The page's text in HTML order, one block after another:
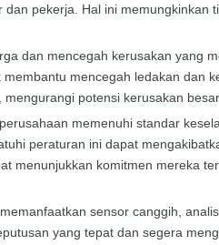
pekerja. Hal ini memungkinkan
dan mencegah kerusakan yang
mencegah ledakan dan
potensi kerusakan
memenuhi standar
peraturan ini dapat
menunjukkan komitmen mereka
sensor canggih,
yang tepat dan segera